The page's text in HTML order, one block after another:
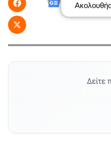
Δείτε